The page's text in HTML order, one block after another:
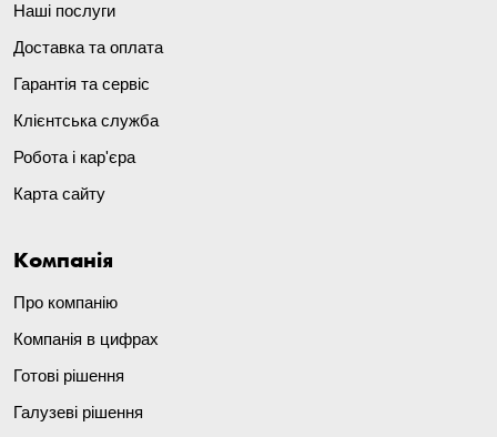
Наші послуги
Доставка та оплата
Гарантія та сервіс
Клієнтська служба
Робота і кар'єра
Карта сайту
Компанія
Про компанію
Компанія в цифрах
Готові рішення
Галузеві рішення